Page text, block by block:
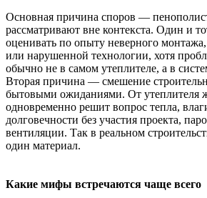
Основная причина споров —
рассматривают вне контекста. Один и
оценивать по опыту неверного
или нарушенной технологии, хотя
обычно не в самом утеплителе, а в
Вторая причина — смешение
бытовыми ожиданиями. От утеплителя
одновременно решит вопрос тепла,
долговечности без участия проекта,
вентиляции. Так в реальном
один материал.
Какие мифы встречаются чаще всего